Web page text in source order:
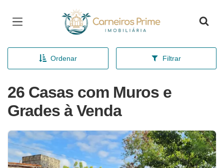
Página inicial
Ordenar Filtrar
26 Casas com Muros e
Grades à Venda